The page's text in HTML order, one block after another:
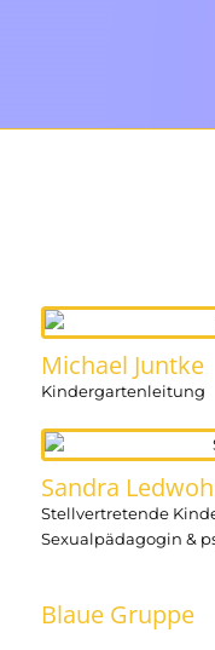
Michael Juntke
Kindergartenleitung
Sandra
Stellvertretende
Sexualpädagogin &
Blaue Gruppe